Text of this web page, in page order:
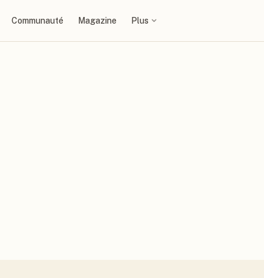
Communauté Magazine Plus